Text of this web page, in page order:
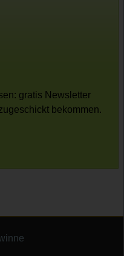
gratis Newsletter
bekommen.